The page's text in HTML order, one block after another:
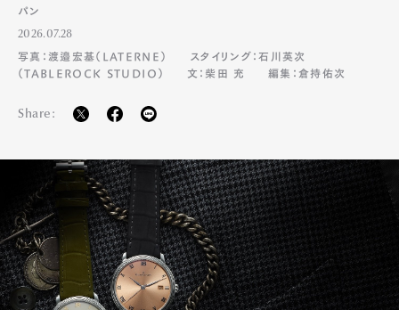
パン
2026.07.28
写真：渡邉宏基（LATERNE）
スタイリング：石川英次
（TABLEROCK STUDIO）
文：柴田 充 編集：倉持佑次
Share: